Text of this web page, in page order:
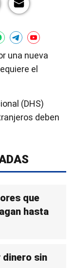
una nueva
el
(DHS)
deben
que
hasta
dinero sin